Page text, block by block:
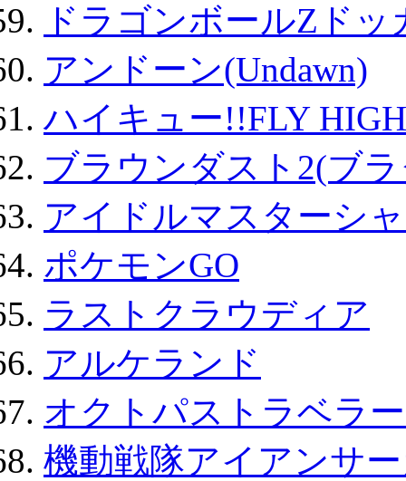
ドラゴンボールZド
アンドーン(Undawn)
ハイキュー!!FLY HIGH
ブラウンダスト2(ブ
アイドルマスターシ
ポケモンGO
ラストクラウディア
アルケランド
オクトパストラベラ
機動戦隊アイアンサ